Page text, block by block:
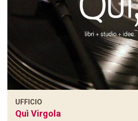
UFFICIO
Quì Virgola